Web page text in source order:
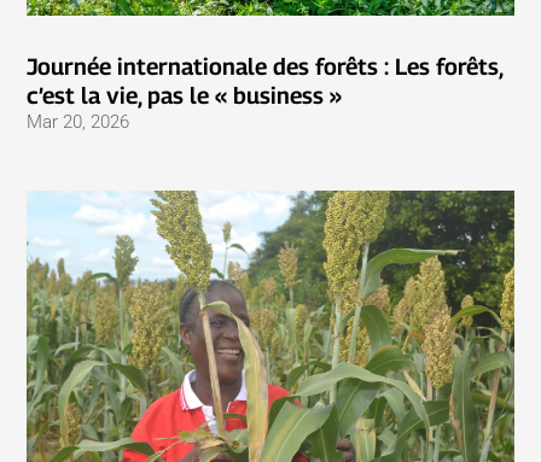
Journée internationale des forêts : Les forêts,
c’est la vie, pas le « business »
Mar 20, 2026